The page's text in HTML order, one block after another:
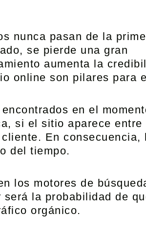
nunca pasan de la
se pierde una gran
aumenta la
online son pilares para
en el
si el sitio aparece entre
En consecuencia,
del tiempo.
los motores de
la probabilidad de
orgánico.